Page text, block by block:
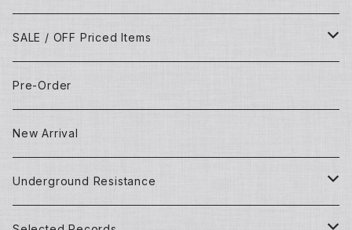
SALE / OFF Priced Items
Dead Stocks
Techno/House/Dance Music
Used Items
Techno/House/Dance Music
Pre-Order
New Arrival
Underground Resistance